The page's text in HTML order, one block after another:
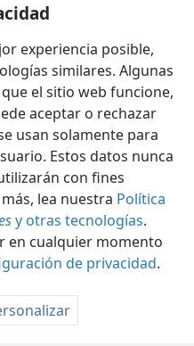
experiencia posible,
similares. Algunas
el sitio web funcione,
aceptar o rechazar
usan solamente para
Estos datos nunca
con fines
lea nuestra Política
y otras tecnologías.
en cualquier momento
de privacidad.
Configuración
Tract Society of Pennsylvania
Política de privacidad
JW.ORG Iniciar sesión